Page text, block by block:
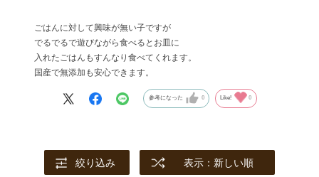
ごはんに対して興味が無い子ですが
でるでるで遊びながら食べるとお皿に
入れたごはんもすんなり食べてくれます。
国産で無添加も安心できます。
参考になった 0 Like! 0
絞り込み 表示：新しい順